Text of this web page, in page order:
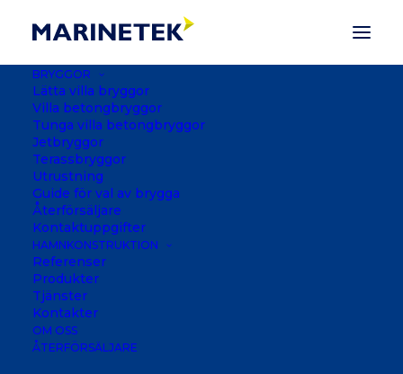
BRYGGOR
Lätta villa bryggor
Villa betongbryggor
Tunga villa betongbryggor
Jetbryggor
Terassbryggor
Utrustning
Guide för val av brygga
Återförsäljare
Kontaktuppgifter
HAMNKONSTRUKTION
Referenser
Produkter
Tjänster
Kontakter
OM OSS
ÅTERFÖRSÄLJAREPORTO UŠ